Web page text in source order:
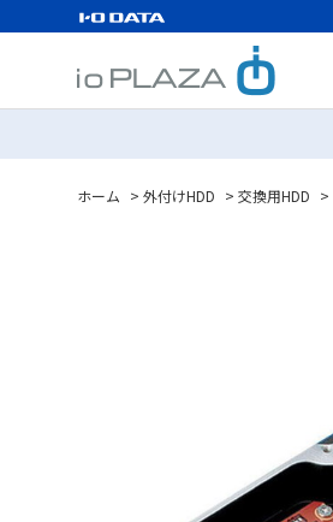
ホーム > 外付けHDD > 交換用HDD >